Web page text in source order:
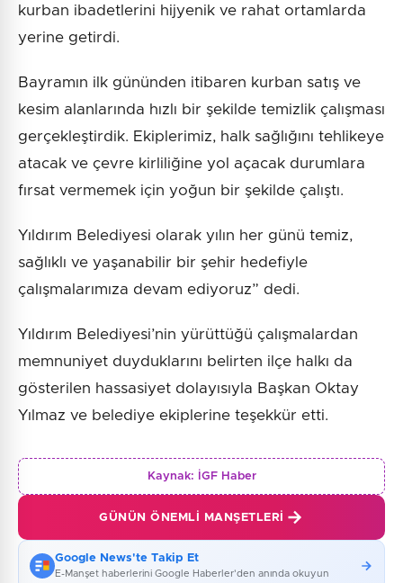
kurban ibadetlerini hijyenik ve rahat ortamlarda
yerine getirdi.
Bayramın ilk gününden itibaren kurban satış ve
kesim alanlarında hızlı bir şekilde temizlik çalışması
gerçekleştirdik. Ekiplerimiz, halk sağlığını tehlikeye
atacak ve çevre kirliliğine yol açacak durumlara
fırsat vermemek için yoğun bir şekilde çalıştı.
Yıldırım Belediyesi olarak yılın her günü temiz,
sağlıklı ve yaşanabilir bir şehir hedefiyle
çalışmalarımıza devam ediyoruz” dedi.
Yıldırım Belediyesi’nin yürüttüğü çalışmalardan
memnuniyet duyduklarını belirten ilçe halkı da
gösterilen hassasiyet dolayısıyla Başkan Oktay
Yılmaz ve belediye ekiplerine teşekkür etti.
Kaynak: İGF Haber
GÜNÜN ÖNEMLI MANŞETLERI
Google News'te Takip Et
E-Manşet haberlerini Google Haberler'den anında okuyun